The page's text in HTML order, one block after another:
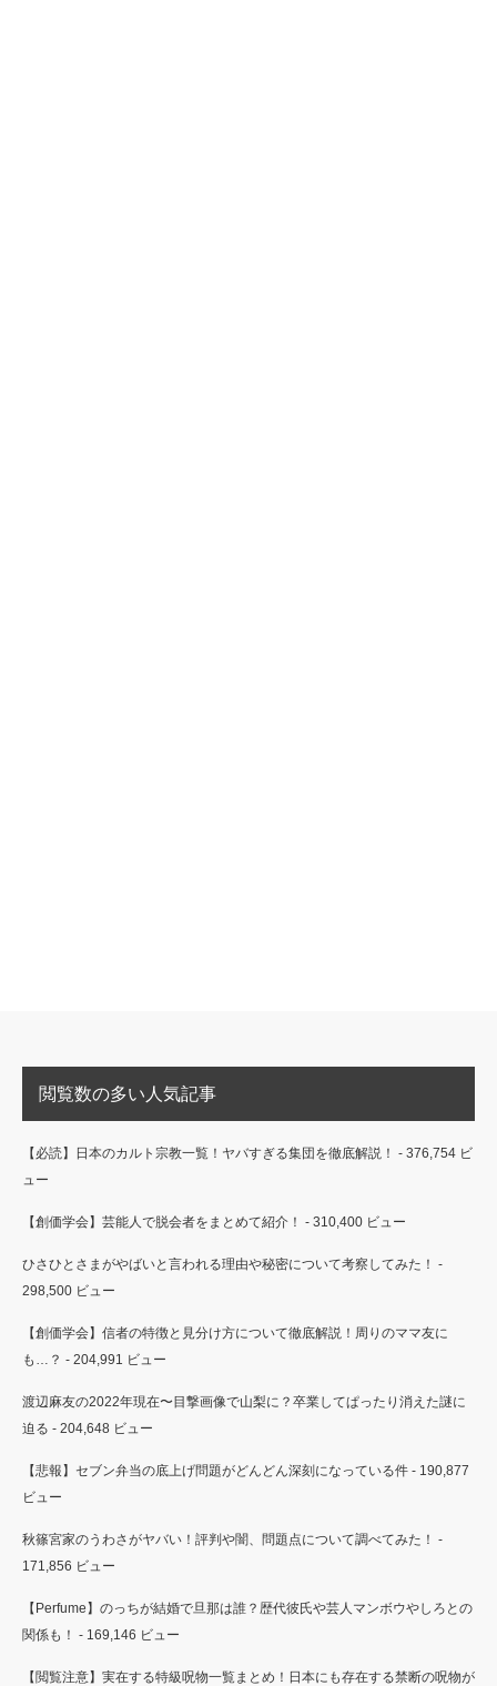
閲覧数の多い人気記事
【必読】日本のカルト宗教一覧！ヤバすぎる集団を徹底解説！ - 376,754 ビ
ュー
【創価学会】芸能人で脱会者をまとめて紹介！ - 310,400 ビュー
ひさひとさまがやばいと言われる理由や秘密について考察してみた！ -
298,500 ビュー
【創価学会】信者の特徴と見分け方について徹底解説！周りのママ友に
も…？ - 204,991 ビュー
渡辺麻友の2022年現在〜目撃画像で山梨に？卒業してぱったり消えた謎に
迫る - 204,648 ビュー
【悲報】セブン弁当の底上げ問題がどんどん深刻になっている件 - 190,877
ビュー
秋篠宮家のうわさがヤバい！評判や闇、問題点について調べてみた！ -
171,856 ビュー
【Perfume】のっちが結婚で旦那は誰？歴代彼氏や芸人マンボウやしろとの
関係も！ - 169,146 ビュー
【閲覧注意】実在する特級呪物一覧まとめ！日本にも存在する禁断の呪物が